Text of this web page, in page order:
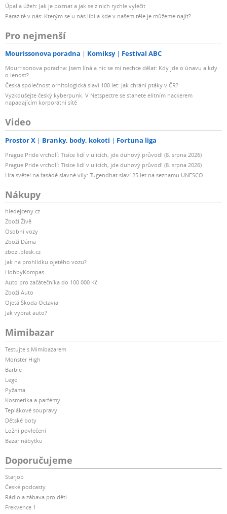
Úpal a úžeh: Jak je poznat a jak se z nich rychle vyléčit
Parazité v nás: Kterým se u nás líbí a kde v našem těle je můžeme najít?
Pro nejmenší
Mourissonova poradna Komiksy Festival ABC
Mourrisonova poradna: Jsem líná a nic se mi nechce dělat: Kdy jde o únavu a kdy
o lenost?
Česká společnost ornitologická slaví 100 let: Jak chrání ptáky v ČR?
Vyzkoušejte český kyberpunk. V Netspectre se stanete elitním hackerem
napadajícím korporátní sítě
Video
Prostor X Branky, body, kokoti Fortuna liga
Prague Pride vrcholí: Tisíce lidí v ulicích, jde duhový průvod! (8. srpna 2026)
Prague Pride vrcholí: Tisíce lidí v ulicích, jde duhový průvod! (8. srpna 2026)
Hra světel na fasádě slavné vily: Tugendhat slaví 25 let na seznamu UNESCO
Nákupy
hledejceny.cz
Zboží Živě
Osobní vozy
Zboží Dáma
zbozi.blesk.cz
Jak na prohlídku ojetého vozu?
HobbyKompas
Auto pro začátečníka do 100 000 Kč
Zboží Auto
Ojetá Škoda Octavia
Jak vybrat auto?
Mimibazar
Testujte s Mimibazarem
Monster High
Barbie
Lego
Pyžama
Kosmetika a parfémy
Teplákové soupravy
Dětské boty
Ložní povlečení
Bazar nábytku
Doporučujeme
Starjob
České podcasty
Rádio a zábava pro děti
Frekvence 1